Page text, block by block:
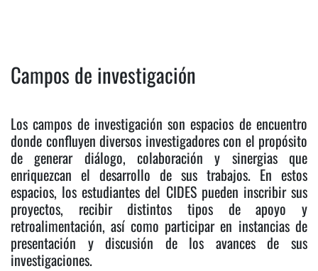
Campos de investigación
Los campos de investigación son espacios de encuentro
donde confluyen diversos investigadores con el propósito
de generar diálogo, colaboración y sinergias que
enriquezcan el desarrollo de sus trabajos. En estos
espacios, los estudiantes del CIDES pueden inscribir sus
proyectos, recibir distintos tipos de apoyo y
retroalimentación, así como participar en instancias de
presentación y discusión de los avances de sus
investigaciones.